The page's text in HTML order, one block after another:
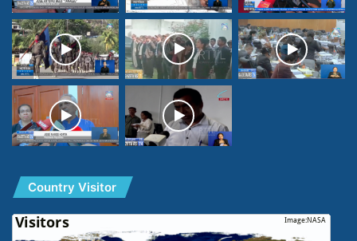
Country Visitor